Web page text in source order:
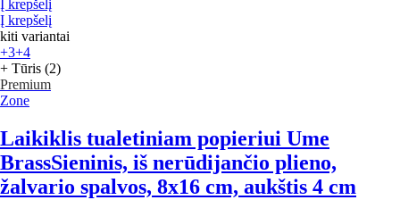
Į krepšelį
Į krepšelį
kiti variantai
+3+4
+ Tūris (2)
Premium
Zone
Laikiklis tualetiniam popieriui Ume
BrassSieninis, iš nerūdijančio plieno,
žalvario spalvos, 8x16 cm, aukštis 4 cm